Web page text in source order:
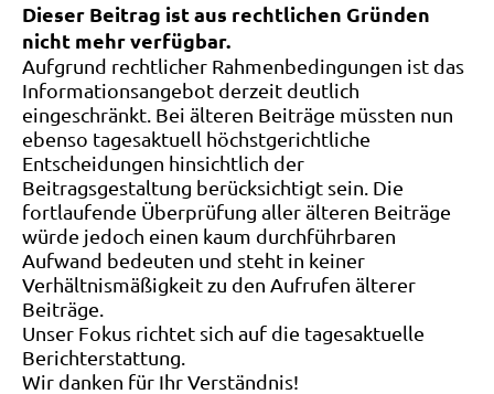
Dieser Beitrag ist aus rechtlichen Gründen
nicht mehr verfügbar.
Aufgrund rechtlicher Rahmenbedingungen ist das
Informationsangebot derzeit deutlich
eingeschränkt. Bei älteren Beiträge müssten nun
ebenso tagesaktuell höchstgerichtliche
Entscheidungen hinsichtlich der
Beitragsgestaltung berücksichtigt sein. Die
fortlaufende Überprüfung aller älteren Beiträge
würde jedoch einen kaum durchführbaren
Aufwand bedeuten und steht in keiner
Verhältnismäßigkeit zu den Aufrufen älterer
Beiträge.
Unser Fokus richtet sich auf die tagesaktuelle
Berichterstattung.
Wir danken für Ihr Verständnis!